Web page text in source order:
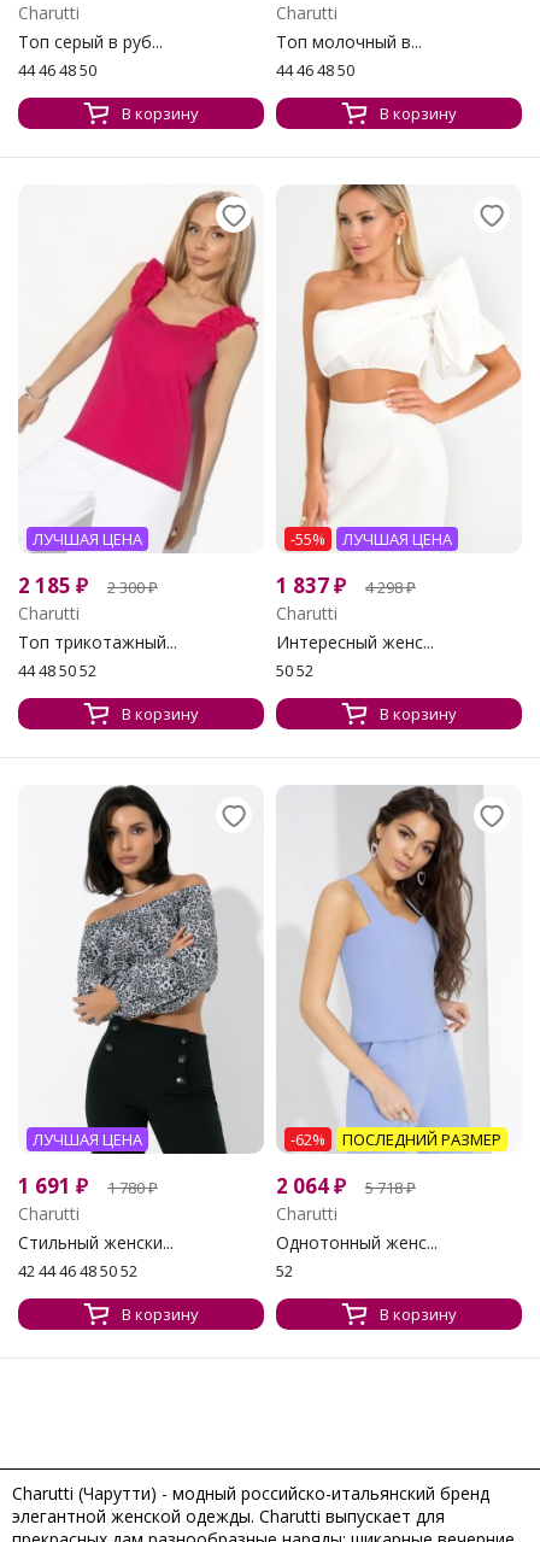
Charutti
Топ серый в руб...
44 46 48 50
В корзину
Charutti
Топ молочный в...
44 46 48 50
В корзину
ЛУЧШАЯ ЦЕНА
2 185 ₽ 2 300₽
Charutti
Топ трикотажный...
44 48 50 52
В корзину
-55% ЛУЧШАЯ ЦЕНА
1 837₽ 4 298₽
Charutti
Интересный женс...
50 52
В корзину
ЛУЧШАЯ ЦЕНА
1 691 ₽ 1 780₽
Charutti
Стильный женски...
42 44 46 48 50 52
В корзину
-62% ПОСЛЕДНИЙ РАЗМЕР
2 064₽ 5 718₽
Charutti
Однотонный женс...
52
В корзину
Charutti (Чарутти) - модный российско-итальянский бренд
элегантной женской одежды. Charutti выпускает для